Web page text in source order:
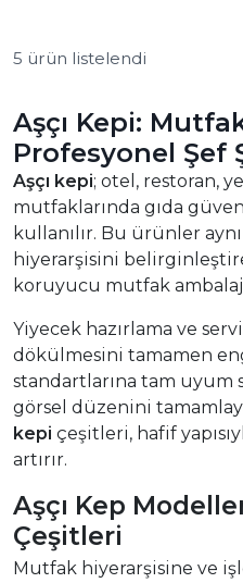
5 ürün listelendi
Aşçı Kepi:
Profesyonel Şef
Aşçı kepi; otel, restoran,
mutfaklarında gıda
kullanılır. Bu ürünler
hiyerarşisini
koruyucu mutfak
Yiyecek hazırlama ve
dökülmesini tamamen
standartlarına tam uyum
görsel düzenini
kepi çeşitleri, hafif
artırır.
Aşçı Kep
Çeşitleri
Mutfak hiyerarşisine ve